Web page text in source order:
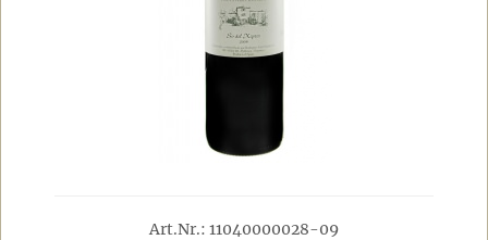
Art.Nr.: 11040000028-09